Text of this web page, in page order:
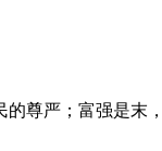
的尊严；富强是末